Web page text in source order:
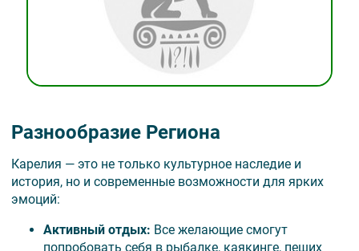
Разнообразие Региона
Карелия — это не только культурное наследие и
история, но и современные возможности для ярких
эмоций:
Активный отдых: Все желающие смогут
попробовать себя в рыбалке, каякинге, пеших